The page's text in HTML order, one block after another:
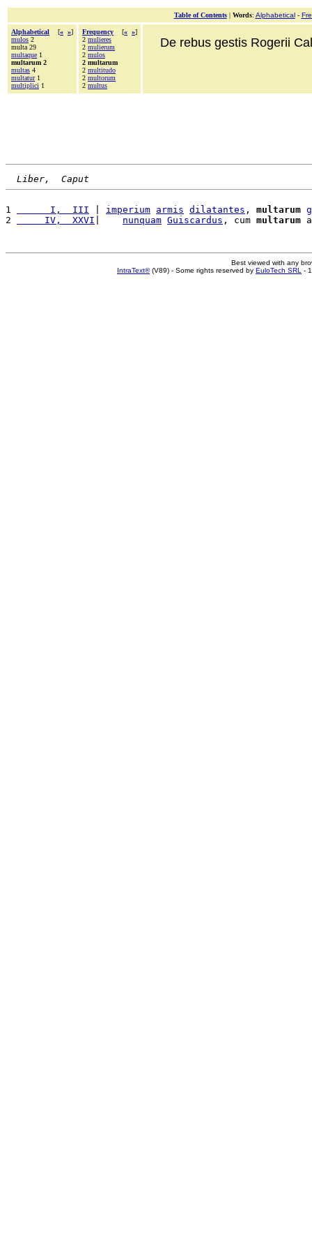
Table of Contents| Words: Alphabetical-
Alphabetical [« »]
mulos 2
multa 29
multaque 1
multarum 2
multas 4
multatur1
multiplici 1
Frequency [« »]
2 mulieres
2 mulierum
2 mulos
2 multarum
2 multitudo
2 multorum
2 multus
De rebus gestis Rogerii
Liber,  Caput
1
      I,  III
imperium armis dilatantes , multarum
2
     IV,  XXVI
nunquam Guiscardus , cum multarum
Best viewed with any
IntraText®(V89) - Some rights reserved by EuloTech SRL -